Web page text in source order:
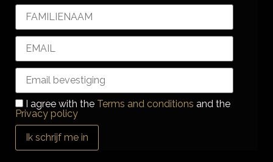
I agree with the Terms and conditions and the
Privacy policy
Ik schrijf me in